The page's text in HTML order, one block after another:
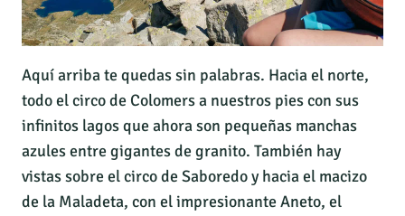
Aquí arriba te quedas sin palabras. Hacia el norte,
todo el circo de Colomers a nuestros pies con sus
infinitos lagos que ahora son pequeñas manchas
azules entre gigantes de granito. También hay
vistas sobre el circo de Saboredo y hacia el macizo
de la Maladeta, con el impresionante Aneto, el